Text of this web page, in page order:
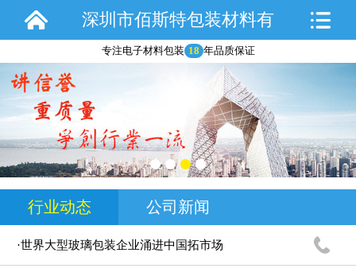
深圳市佰斯特包装材料有
限公司
专注电子材料包装 18 年品质保证
行业动态 公司新闻
·世界大型玻璃包装企业涌进中国拓市场